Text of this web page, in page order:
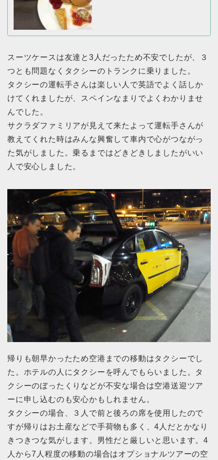
スーツケースは友達と3人だったため不安でしたが、３
つとも問題なくタクシーのトランクに乗りました。
タクシーの運転手さんは楽しい人で英語でよく話しか
けてくれましたが、スペインなまりでよくわかりませ
んでした。
サクラダファミリアが見えて来たよって運転手さんが
教えてくれた時はみんな興奮して車内で心がつながっ
た気がしました。乗るまではどきどきしましたがいい
人で安心しました。
帰りも朝早かったため空港までの移動はタクシーでし
た。ホテルの人にタクシーを呼んでもらいました。タ
クシーのぼったくりなどが不安な場合は空港送迎ツア
ーに申し込むのも安心かもしれません。
タクシーの場合、３人で前と後ろの席を使用したので
すが帰りはお土産などで手荷物も多く、4人だとかなり
きつきつな気がします。男性だと厳しいと思います。4
人から7人程度の移動の場合はオプショナルツアーの空